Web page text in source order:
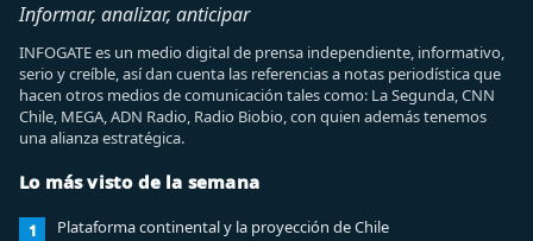
Informar, analizar, anticipar
INFOGATE es un medio digital de prensa independiente, informativo,
serio y creíble, así dan cuenta las referencias a notas periodística que
hacen otros medios de comunicación tales como: La Segunda, CNN
Chile, MEGA, ADN Radio, Radio Biobio, con quien además tenemos
una alianza estratégica.
Lo más visto de la semana
1 Plataforma continental y la proyección de Chile